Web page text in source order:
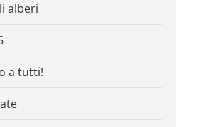
alberi
a tutti!